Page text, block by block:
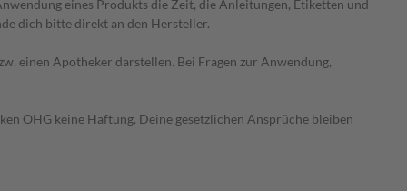
eines Produkts die Zeit, die Anleitungen, Etiketten und
dich bitte direkt an den Hersteller.
einen Apotheker darstellen. Bei Fragen zur Anwendung,
OHG keine Haftung. Deine gesetzlichen Ansprüche bleiben